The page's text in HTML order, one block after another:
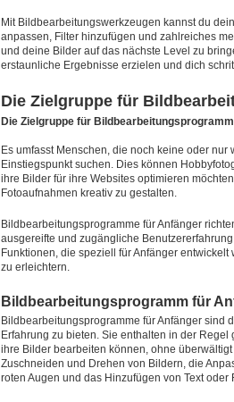
Mit Bildbearbeitungswerkzeugen kannst du
anpassen, Filter hinzufügen und zahlreiches
und deine Bilder auf das nächste Level zu
erstaunliche Ergebnisse erzielen und dich
Die Zielgruppe für
Die Zielgruppe für
Es umfasst Menschen, die noch keine oder
Einstiegspunkt suchen. Dies können
ihre Bilder für ihre Websites optimieren
Fotoaufnahmen kreativ zu gestalten.
Bildbearbeitungsprogramme für Anfänger
ausgereifte und zugängliche
Funktionen, die speziell für Anfänger
zu erleichtern.
Bildbearbeitungsprogramm für
Bildbearbeitungsprogramme für Anfänger sind
Erfahrung zu bieten. Sie enthalten in der
ihre Bilder bearbeiten können, ohne
Zuschneiden und Drehen von Bildern, die
roten Augen und das Hinzufügen von Text oder